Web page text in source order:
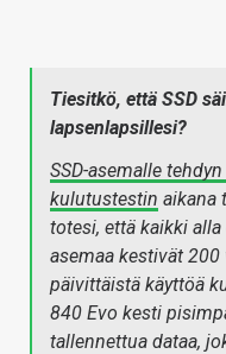
Tiesitkö, että SSD
lapsenlapsillesi?
SSD-asemalle
kulutustestin aikana
totesi, että kaikki
asemaa kestivät
päivittäistä käyttöä
840 Evo kesti
tallennettua dataa,